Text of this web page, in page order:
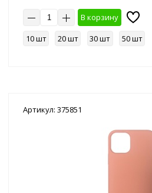
В корзину
10 шт
20 шт 30 шт 50 шт
Артикул: 375851